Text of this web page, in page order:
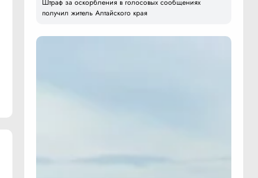
Штраф за оскорбления в голосовых сообщениях
получил житель Алтайского края